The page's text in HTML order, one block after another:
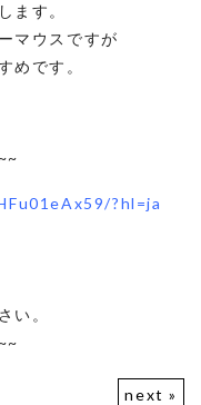
ます。
マウスですが
めです。
?hl=ja
い。
next »